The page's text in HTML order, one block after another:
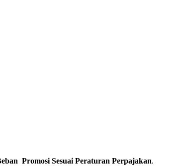
Promosi Sesuai Peraturan Perpajakan.